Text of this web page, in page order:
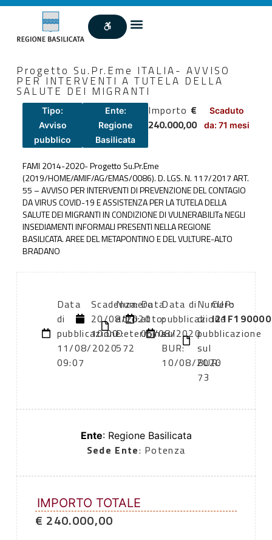
Progetto Su.Pr.Eme ITALIA- AVVISO
PER INTERVENTI A TUTELA DELLA
SALUTE DEI MIGRANTI
Tipo:
Avviso
pubblico
Ente:
Regione
Basilicata
Importo €
240.000,00
Scaduto
da: 71 mesi
FAMI 2014-2020- Progetto Su.Pr.Eme
(2019/HOME/AMIF/AG/EMAS/0086). D. LGS. N. 117/2017 ART.
55 – AVVISO PER INTERVENTI DI PREVENZIONE DEL CONTAGIO
DA VIRUS COVID-19 E ASSISTENZA PER LA TUTELA DELLA
SALUTE DEI MIGRANTI IN CONDIZIONE DI VULNERABILITa NEGLI
INSEDIAMENTI INFORMALI PRESENTI NELLA REGIONE
BASILICATA. AREE DEL METAPONTINO E DEL VULTURE-ALTO
BRADANO
Data
di
pubblicazione:
11/08/2020
09:07
Scadenza:
20/08/2020
10:00
Numero
atto:
Determina
572
Data
atto:
05/08/2020
Data di
pubblicazione
sul
BUR:
10/08/2020
Numero
di
pubblicazione
sul
BUR:
73
CUP:
Ente: Regione Basilicata
Sede Ente: Potenza
IMPORTO TOTALE
€ 240.000,00